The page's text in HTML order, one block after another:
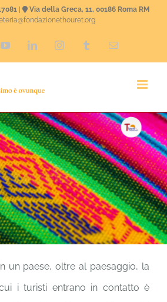
|
Via della Greca, 11, 00186 Roma RM
YouTubeLinkedInInstagramTumblrEmail
un paese, oltre al paesaggio, la
i turisti entrano in contatto è